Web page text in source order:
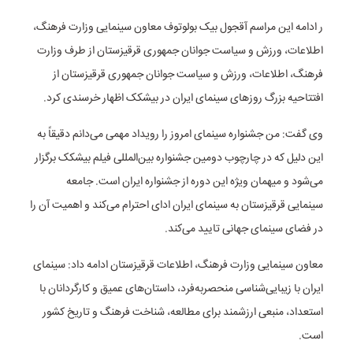
ر ادامه این مراسم آقجول بیک بولوتوف معاون سینمایی وزارت فرهنگ،
اطلاعات، ورزش و سیاست جوانان جمهوری قرقیزستان از طرف وزارت
فرهنگ، اطلاعات، ورزش و سیاست جوانان جمهوری قرقیزستان از
افتتاحیه بزرگ روز‌های سینمای ایران در بیشکک اظهار خرسندی کرد.
وی گفت: من جشنواره سینمای امروز را رویداد مهمی می‌دانم دقیقاً به
این دلیل که در چارچوب دومین جشنواره بین‌المللی فیلم بیشکک برگزار
می‌شود و میهمان ویژه این دوره از جشنواره ایران است. جامعه
سینمایی قرقیزستان به سینمای ایران ادای احترام می‌کند و اهمیت آن را
در فضای سینمای جهانی تایید می‌کند.
معاون سینمایی وزارت فرهنگ، اطلاعات قرقیزستان ادامه داد: سینمای
ایران با زیبایی‌شناسی منحصربه‌فرد، داستان‌های عمیق و کارگردانان با
استعداد، منبعی ارزشمند برای مطالعه، شناخت فرهنگ و تاریخ کشور
است.